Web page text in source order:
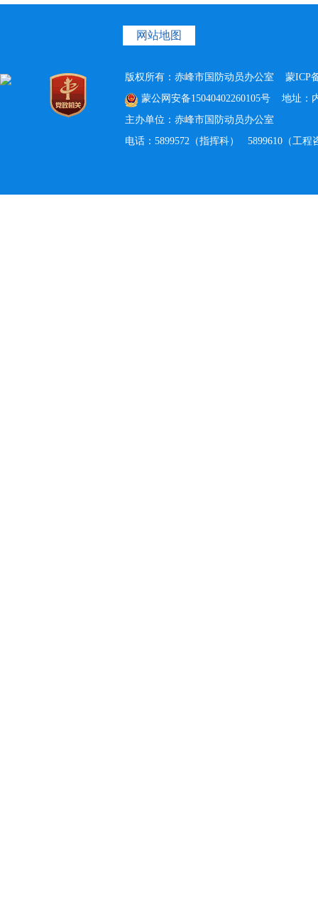
网站地图
版权所有：赤峰市国防动员办公室 蒙ICP
蒙公网安备15040402260105号 地址：
主办单位：赤峰市国防动员办公室
电话：5899572（指挥科） 5899610（工